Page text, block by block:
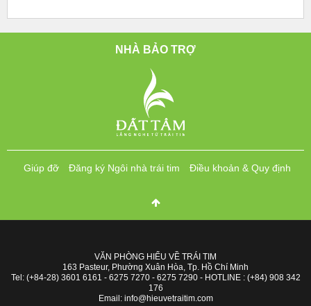
NHÀ BẢO TRỢ
Giúp đỡ Đăng ký Ngôi nhà trái tim Điều khoản & Quy định
VĂN PHÒNG HIỂU VỀ TRÁI TIM
163 Pasteur, Phường Xuân Hòa, Tp. Hồ Chí Minh
Tel: (+84-28) 3601 6161 - 6275 7270 - 6275 7290 - HOTLINE : (+84) 908 342
176
Email: info@hieuvetraitim.com